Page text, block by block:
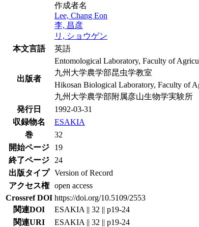
作成者名
Lee, Chang Eon
李, 昌彦
リ, ショウゲン
本文言語
英語
出版者
Entomological Laboratory, Faculty of
九州大学農学部昆虫学教室
Hikosan Biological Laboratory, Faculty of
九州大学農学部附属彦山生物学実験所
発行日
1992-03-31
収録物名
ESAKIA
巻
32
開始ページ
19
終了ページ
24
出版タイプ Version of Record
アクセス権 open access
Crossref DOI https://doi.org/10.5109/2553
関連DOI
ESAKIA || 32 || p19-24
関連URI
ESAKIA || 32 || p19-24